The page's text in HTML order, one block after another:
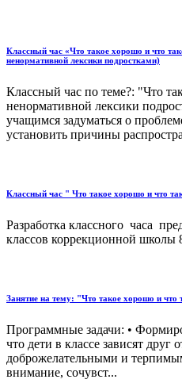
Классный час «Что такое хорошо и что
ненормативной лексики подростками)
Классный час по теме?: "Что
ненормативной лексики
учащимся задуматься о
установить причины
Классный час " Что такое хорошо и что
Разработка классного часа
классов коррекционной школы
Занятие на тему: "Что такое хорошо и что
Программные задачи: •
что дети в классе зависят друг
доброжелательными и
внимание, сочувст...